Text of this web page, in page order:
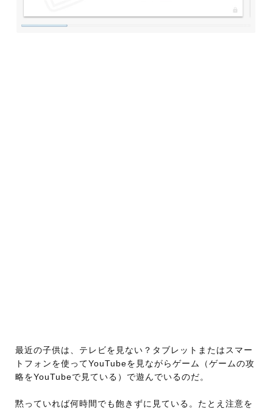
最近の子供は、テレビを見ない？タブレットまたはスマー
トフォンを使ってYouTubeを見ながらゲーム（ゲームの攻
略をYouTubeで見ている）で遊んでいるのだ。
黙っていれば何時間でも飽きずに見ている。たとえ注意を